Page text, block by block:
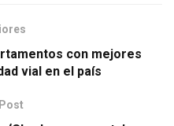
con mejores
vial en el país